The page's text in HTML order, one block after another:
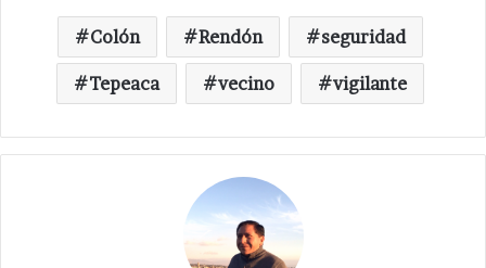
Colón Rendón seguridad
Tepeaca vecino vigilante